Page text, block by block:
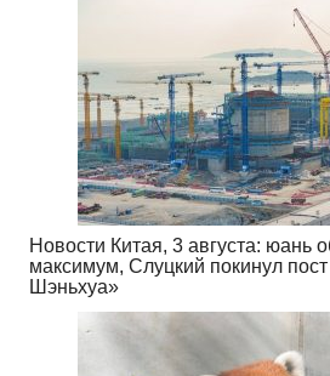
Новости Китая, 3 августа: юань
максимум, Слуцкий покинул
Шэньхуа»